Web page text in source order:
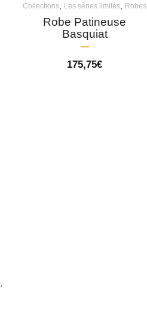
Collections, Les séries limités, Robes
Robe Patineuse
Basquiat
175,75€